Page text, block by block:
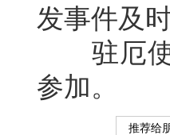
发事件及
驻厄使
参加。
推荐给